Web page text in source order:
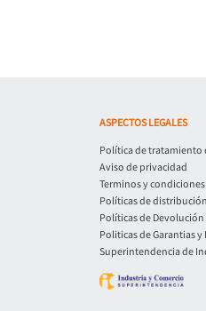
ASPECTOS LEGALES
Política de tratamiento
Aviso de privacidad
Terminos y condiciones
Políticas de
Políticas de Devolución
Politicas de Garantias
Superintendencia de